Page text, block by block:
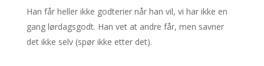
Han får heller ikke godterier når han vil, vi har ikke en
gang lørdagsgodt. Han vet at andre får, men savner
det ikke selv (spør ikke etter det).